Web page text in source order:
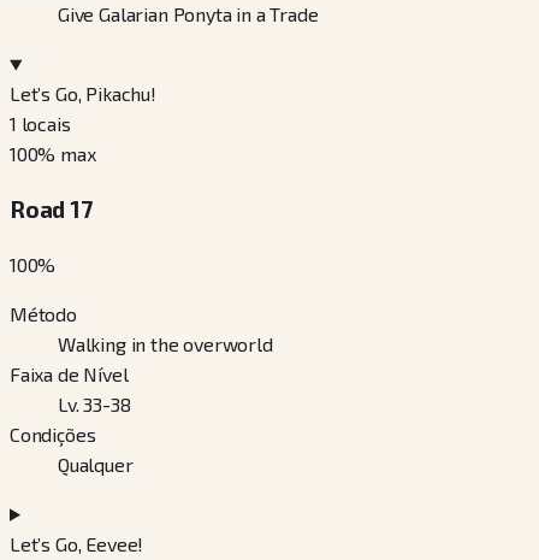
Give Galarian Ponyta in a Trade
Let’s Go, Pikachu!
1 locais
100% max
Road 17
100%
Método
Walking in the overworld
Faixa de Nível
Lv. 33-38
Condições
Qualquer
Let’s Go, Eevee!